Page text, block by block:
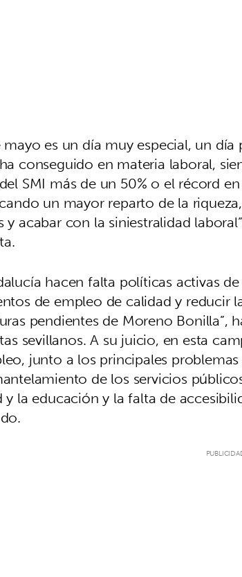
mayo es un día muy especial, un
conseguido en materia laboral,
SMI más de un 50% o el récord
un mayor reparto de la
y acabar con la siniestralidad
hacen falta políticas activas
de empleo de calidad y reducir
pendientes de Moreno Bonilla”,
sevillanos. A su juicio, en esta
junto a los principales
de los servicios
y la educación y la falta de